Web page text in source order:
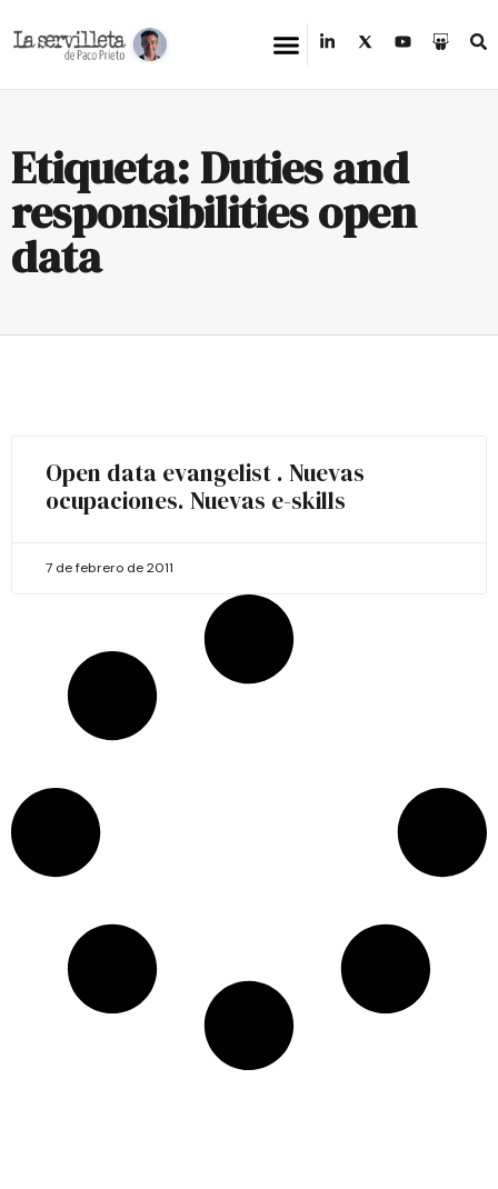
Etiqueta: Duties and
responsibilities open
data
Open data evangelist . Nuevas
ocupaciones. Nuevas e-skills
7 de febrero de 2011